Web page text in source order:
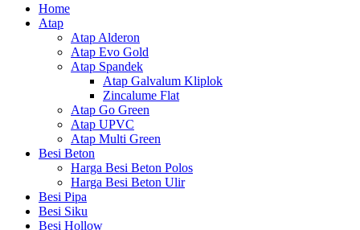
Home
Atap
Atap Alderon
Atap Evo Gold
Atap Spandek
Atap Galvalum Kliplok
Zincalume Flat
Atap Go Green
Atap UPVC
Atap Multi Green
Besi Beton
Harga Besi Beton Polos
Harga Besi Beton Ulir
Besi Pipa
Besi Siku
Besi Hollow